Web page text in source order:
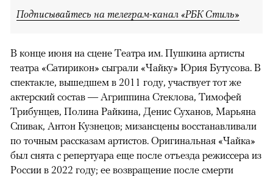
Подписывайтесь на телеграм-канал «РБК Стиль»
В конце июня на сцене Театра им. Пушкина артисты
театра «Сатирикон» сыграли «Чайку» Юрия Бутусова. В
спектакле, вышедшем в 2011 году, участвует тот же
актерский состав — Агриппина Стеклова, Тимофей
Трибунцев, Полина Райкина, Денис Суханов, Марьяна
Спивак, Антон Кузнецов; мизансцены восстанавливали
по точным рассказам артистов. Оригинальная «Чайка»
был снята с репертуара еще после отъезда режиссера из
России в 2022 году; ее возвращение после смерти